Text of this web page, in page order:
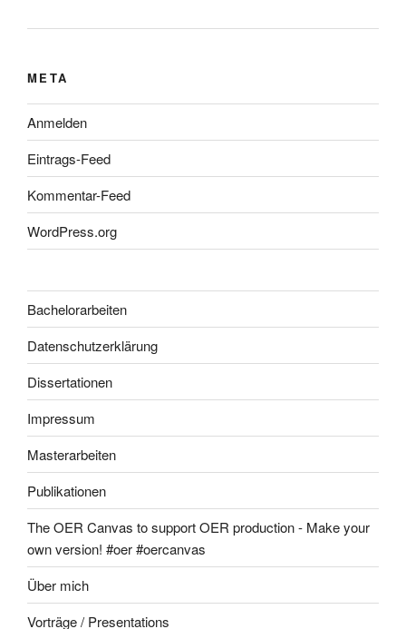
META
Anmelden
Eintrags-Feed
Kommentar-Feed
WordPress.org
Bachelorarbeiten
Datenschutzerklärung
Dissertationen
Impressum
Masterarbeiten
Publikationen
The OER Canvas to support OER production - Make your
own version! #oer #oercanvas
Über mich
Vorträge / Presentations